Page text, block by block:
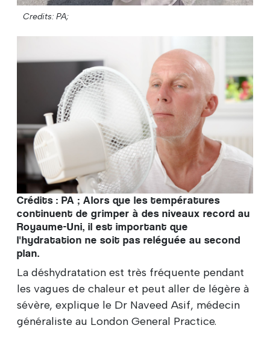
Credits: PA;
Crédits : PA ; Alors que les températures
continuent de grimper à des niveaux record au
Royaume-Uni, il est important que
l'hydratation ne soit pas reléguée au second
plan.
La déshydratation est très fréquente pendant
les vagues de chaleur et peut aller de légère à
sévère, explique le Dr Naveed Asif, médecin
généraliste au London General Practice.